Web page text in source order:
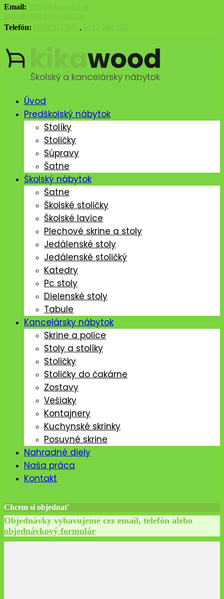
Email:
Telefón:
,
Úvod
Predškolský nábytok
Stolíky
Stoličky
Súpravy
Šatne
Školský nábytok
Šatne
Školské stoličky
Školské lavice
Plechové skrine a stoly
Jedálenské stoly
Jedálenské stoličký
Katedry
Pc stoly
Dielenské stoly
Tabule
Kancelársky nábytok
Skrine a police
Stoly a stolíky
Stoličky
Stoličky do čakárne
Zostavy
Vešiaky
Kontajnery
Kuchynské skrinky
Posuvné skrine
Nahradné diely
Naša práca
Kontakt
Chcem si objednať
Objednávky vybavujeme cez email, telefón alebo
objednávkový formulár